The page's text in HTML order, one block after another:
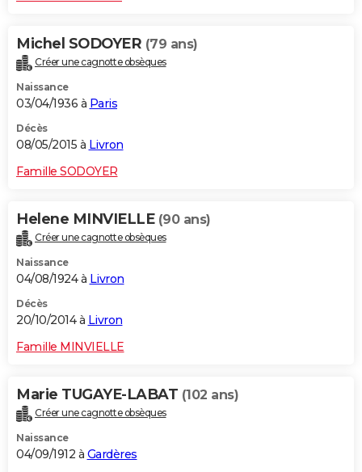
Michel SODOYER (79 ans)
Créer une cagnotte obsèques
Naissance
03/04/1936 à Paris
Décès
08/05/2015 à Livron
Famille SODOYER
Helene MINVIELLE (90 ans)
Créer une cagnotte obsèques
Naissance
04/08/1924 à Livron
Décès
20/10/2014 à Livron
Famille MINVIELLE
Marie TUGAYE-LABAT (102 ans)
Créer une cagnotte obsèques
Naissance
04/09/1912 à Gardères